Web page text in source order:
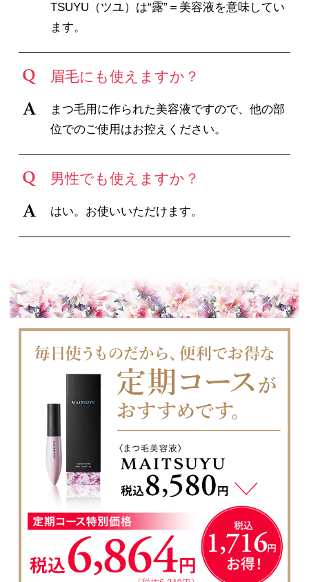
TSUYU（ツユ）は“露”＝美容液を意味してい
ます。
眉毛にも使えますか？
まつ毛用に作られた美容液ですので、他の部
位でのご使用はお控えください。
男性でも使えますか？
はい。お使いいただけます。